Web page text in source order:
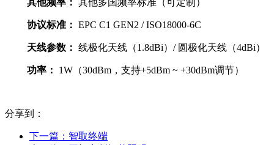
其他频率： 其他多国频率标准（可定制）
协议标准： EPC C1 GEN2 / ISO18000-6C
天线参数： 线极化天线（1.8dBi）/ 圆极化天线（4dBi）
功率： 1W（30dBm，支持+5dBm ~ +30dBm调节）
分享到：
下一篇： 智取终端